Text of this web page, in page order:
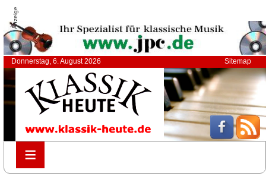
Anzeige
Donnerstag, 6. August 2026 Sitemap
≡
≡